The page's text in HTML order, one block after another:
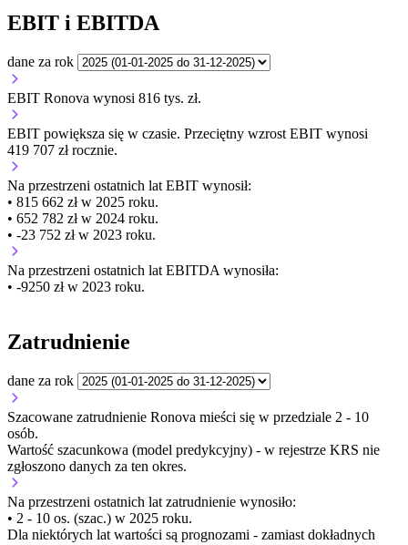
EBIT i EBITDA
dane za rok
EBIT Ronova wynosi 816 tys. zł.
EBIT powiększa się w czasie. Przeciętny wzrost EBIT wynosi
419 707 zł rocznie.
Na przestrzeni ostatnich lat EBIT wynosił:
• 815 662 zł w 2025 roku.
• 652 782 zł w 2024 roku.
• -23 752 zł w 2023 roku.
Na przestrzeni ostatnich lat EBITDA wynosiła:
• -9250 zł w 2023 roku.
Zatrudnienie
dane za rok
Szacowane zatrudnienie Ronova mieści się w przedziale 2 - 10
osób.
Wartość szacunkowa (model predykcyjny) - w rejestrze KRS nie
zgłoszono danych za ten okres.
Na przestrzeni ostatnich lat zatrudnienie wynosiło:
• 2 - 10 os. (szac.) w 2025 roku.
Dla niektórych lat wartości są prognozami - zamiast dokładnych